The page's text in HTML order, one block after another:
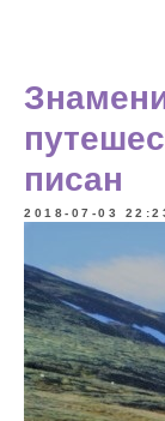
писан
2018-07-03